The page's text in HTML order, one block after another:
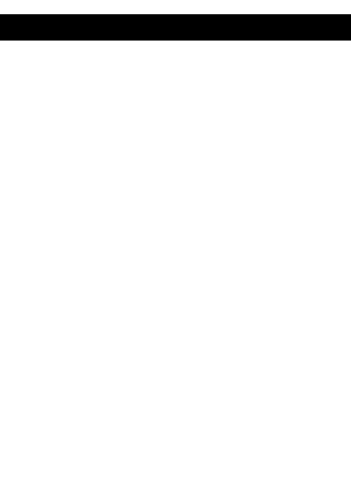
MANTENTE CONECTADO